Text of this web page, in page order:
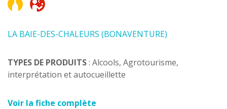
LA BAIE-DES-CHALEURS (BONAVENTURE)
TYPES DE PRODUITS: Alcools, Agrotourisme,
interprétation et autocueillette
Voir la fiche complète